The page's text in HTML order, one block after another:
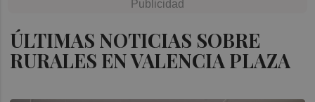
ÚLTIMAS NOTICIAS SOBRE
RURALES EN VALENCIA PLAZA